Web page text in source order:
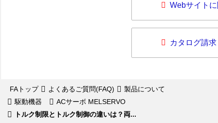
Webサイト
カタログ請求
FAトップ よくあるご質問(FAQ)
製品について
駆動機器
ACサーボ MELSERVO
トルク制限とトルク制御の違いは？両...